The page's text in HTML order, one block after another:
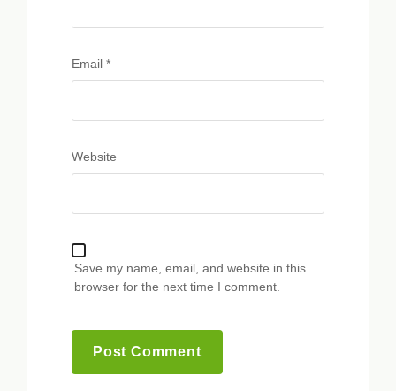
Email *
Website
Save my name, email, and website in this
browser for the next time I comment.